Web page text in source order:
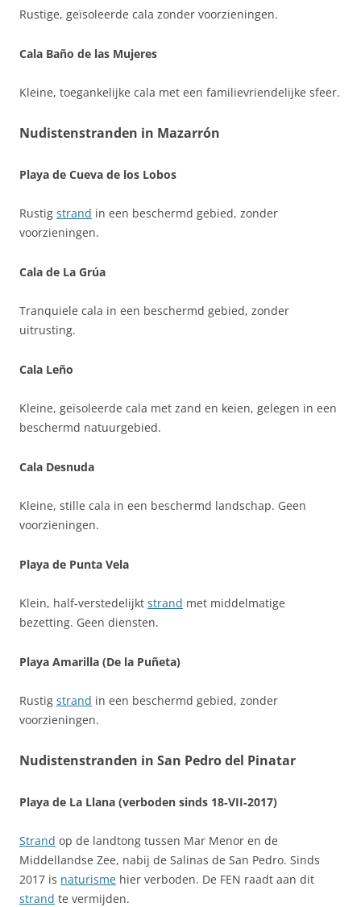
Rustige, geïsoleerde cala zonder voorzieningen.
Cala Baño de las Mujeres
Kleine, toegankelijke cala met een familievriendelijke sfeer.
Nudistenstranden in Mazarrón
Playa de Cueva de los Lobos
Rustig strand in een beschermd gebied, zonder
voorzieningen.
Cala de La Grúa
Tranquiele cala in een beschermd gebied, zonder
uitrusting.
Cala Leño
Kleine, geïsoleerde cala met zand en keien, gelegen in een
beschermd natuurgebied.
Cala Desnuda
Kleine, stille cala in een beschermd landschap. Geen
voorzieningen.
Playa de Punta Vela
Klein, half‑verstedelijkt strand met middelmatige
bezetting. Geen diensten.
Playa Amarilla (De la Puñeta)
Rustig strand in een beschermd gebied, zonder
voorzieningen.
Nudistenstranden in San Pedro del Pinatar
Playa de La Llana (verboden sinds 18‑VII‑2017)
Strand op de landtong tussen Mar Menor en de
Middellandse Zee, nabij de Salinas de San Pedro. Sinds
2017 is naturisme hier verboden. De FEN raadt aan dit
strand te vermijden.